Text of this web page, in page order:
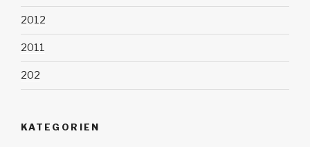
2012
2011
202
KATEGORIEN